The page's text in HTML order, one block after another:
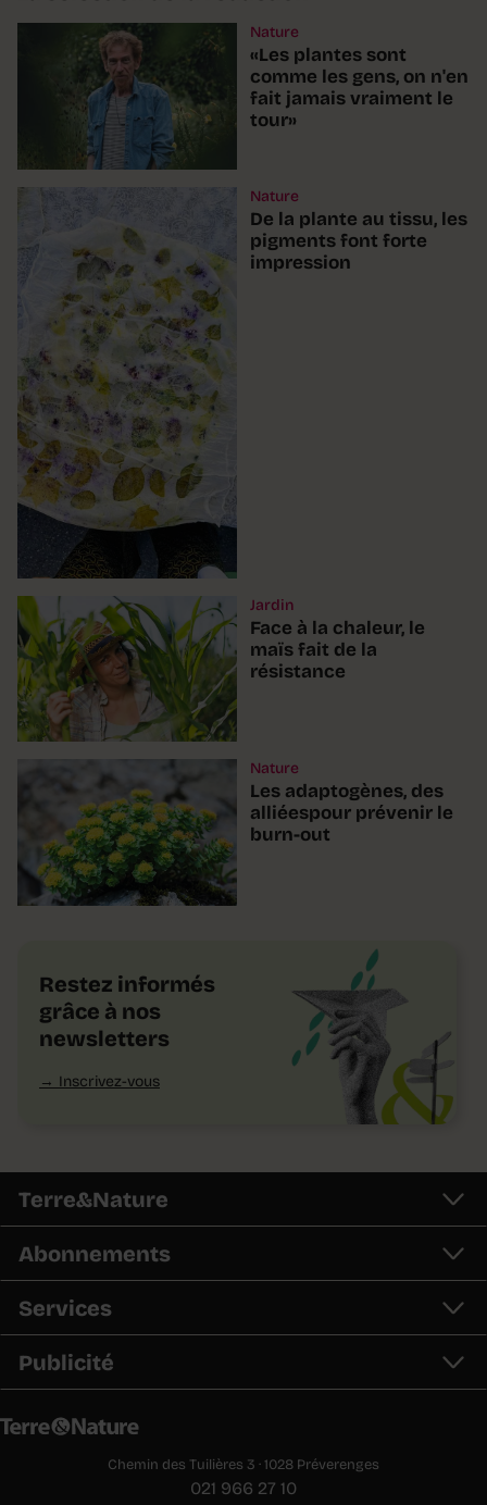
Nature
«Les plantes sont
comme les gens, on n'en
fait jamais vraiment le
tour»
Nature
De la plante au tissu, les
pigments font forte
impression
Jardin
Face à la chaleur, le
maïs fait de la
résistance
Nature
Les adaptogènes, des
alliéespour prévenir le
burn-out
Restez informés
grâce à nos
newsletters
Inscrivez-vous
Terre&Nature
Abonnements
Services
Publicité
Chemin des Tuilières 3 · 1028 Préverenges
021 966 27 10